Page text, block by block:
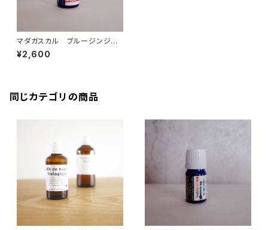
マダガスカル ブルージンジャ
ー精油 5ml オーガニック
¥2,600
同じカテゴリの商品